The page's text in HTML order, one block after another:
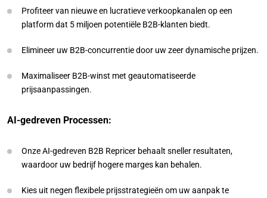
Profiteer van nieuwe en lucratieve verkoopkanalen op een
platform dat 5 miljoen potentiële B2B-klanten biedt.
Elimineer uw B2B-concurrentie door uw zeer dynamische prijzen.
Maximaliseer B2B-winst met geautomatiseerde
prijsaanpassingen.
AI-gedreven Processen:
Onze AI-gedreven B2B Repricer behaalt sneller resultaten,
waardoor uw bedrijf hogere marges kan behalen.
Kies uit negen flexibele prijsstrategieën om uw aanpak te